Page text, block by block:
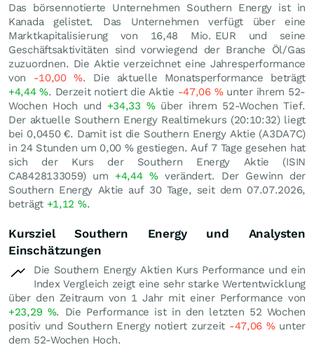
Das börsennotierte Unternehmen Southern Energy ist in
Kanada gelistet. Das Unternehmen verfügt über eine
Marktkapitalisierung von 16,48 Mio. EUR und seine
Geschäftsaktivitäten sind vorwiegend der Branche Öl/Gas
zuzuordnen. Die Aktie verzeichnet eine Jahresperformance
von -10,00%. Die aktuelle Monatsperformance beträgt
+4,44%. Derzeit notiert die Aktie -47,06 %unter ihrem 52-
Wochen Hoch und +34,33 %über ihrem 52-Wochen Tief.
Der aktuelle Southern Energy Realtimekurs (20:10:32) liegt
bei 0,0450 €. Damit ist die Southern Energy Aktie (A3DA7C)
in 24 Stunden um 0,00 %gestiegen. Auf 7 Tage gesehen hat
sich der Kurs der Southern Energy Aktie (ISIN
CA8428133059) um +4,44 %verändert. Der Gewinn der
Southern Energy Aktie auf 30 Tage, seit dem 07.07.2026,
beträgt +1,12 %.
Kursziel Southern Energy und Analysten
Einschätzungen
Die Southern Energy Aktien Kurs Performance und ein
Index Vergleich zeigt eine sehr starke Wertentwicklung
über den Zeitraum von 1 Jahr mit einer Performance von
+23,29 %. Die Performance ist in den letzten 52 Wochen
positiv und Southern Energy notiert zurzeit -47,06 %unter
dem 52-Wochen Hoch.